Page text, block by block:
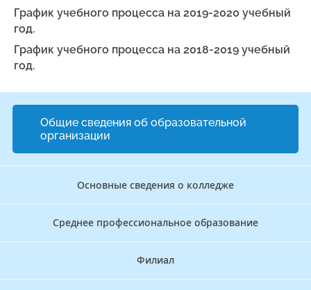
График учебного процесса на 2019-2020 учебный
год.
График учебного процесса на 2018-2019 учебный
год.
Общие сведения об образовательной
организации
Основные сведения о колледже
Среднее профессиональное образование
Филиал